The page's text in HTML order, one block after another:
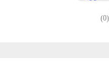
(0)